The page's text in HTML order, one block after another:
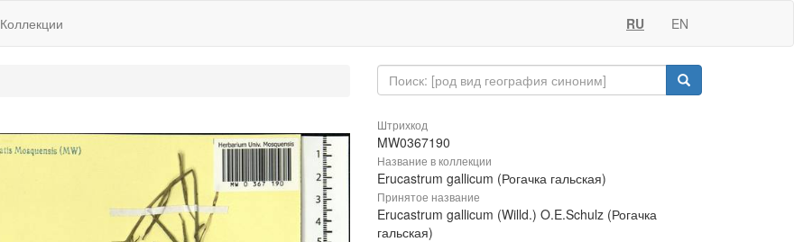
Коллекции RU EN
Штрихкод
MW0367190
Название в коллекции
Erucastrum gallicum (Рогачка гальская)
Принятое название
Erucastrum gallicum (Willd.) O.E.Schulz (Рогачка
гальская)